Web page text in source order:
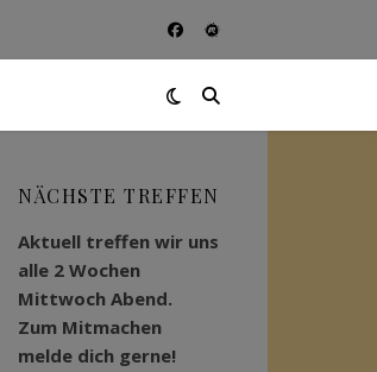
NÄCHSTE TREFFEN
Aktuell treffen wir uns
alle 2 Wochen
Mittwoch Abend.
Zum Mitmachen
melde dich gerne!